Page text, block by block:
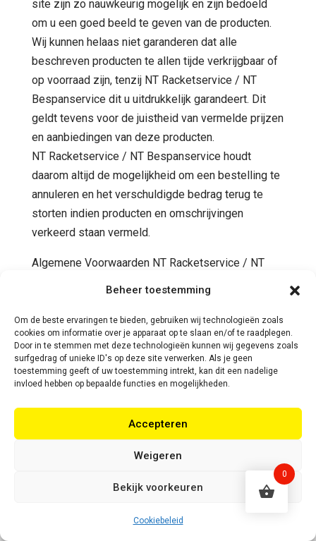
Beheer toestemming
Om de beste ervaringen te bieden, gebruiken wij technologieën zoals
cookies om informatie over je apparaat op te slaan en/of te raadplegen.
Door in te stemmen met deze technologieën kunnen wij gegevens zoals
surfgedrag of unieke ID's op deze site verwerken. Als je geen
toestemming geeft of uw toestemming intrekt, kan dit een nadelige
invloed hebben op bepaalde functies en mogelijkheden.
Accepteren
Weigeren
Bekijk voorkeuren
Cookiebeleid
site zijn zo nauwkeurig mogelijk en zijn bedoeld
om u een goed beeld te geven van de producten.
Wij kunnen helaas niet garanderen dat alle
beschreven producten te allen tijde verkrijgbaar of
op voorraad zijn, tenzij NT Racketservice / NT
Bespanservice dit u uitdrukkelijk garandeert. Dit
geldt tevens voor de juistheid van vermelde prijzen
en aanbiedingen van deze producten.
NT Racketservice / NT Bespanservice houdt
daarom altijd de mogelijkheid om een bestelling te
annuleren en het verschuldigde bedrag terug te
storten indien producten en omschrijvingen
verkeerd staan vermeld.
Algemene Voorwaarden NT Racketservice / NT
Heb je vragen?
+31 (0)6-5188 0267 0